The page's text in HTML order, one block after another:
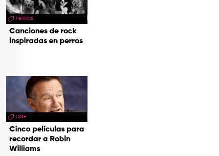
PERROS
Canciones de rock
inspiradas en perros
CINE
Cinco películas para
recordar a Robin
Williams